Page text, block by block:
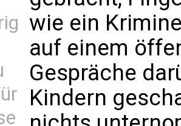
wie ein
auf einem
Gespräche
Kindern